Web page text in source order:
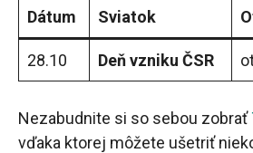
Dátum Sviatok
28.10 Deň vzniku ČSR
Nezabudnite si so sebou zobrať
vďaka ktorej môžete ušetriť